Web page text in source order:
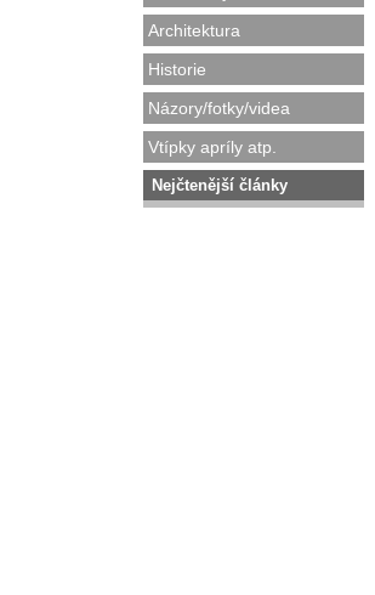
Architektura
Historie
Názory/fotky/videa
Vtípky apríly atp.
Nejčtenější články